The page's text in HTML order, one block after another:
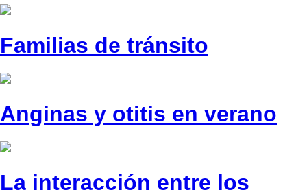
Familias de tránsito
Anginas y otitis en verano
La interacción entre los